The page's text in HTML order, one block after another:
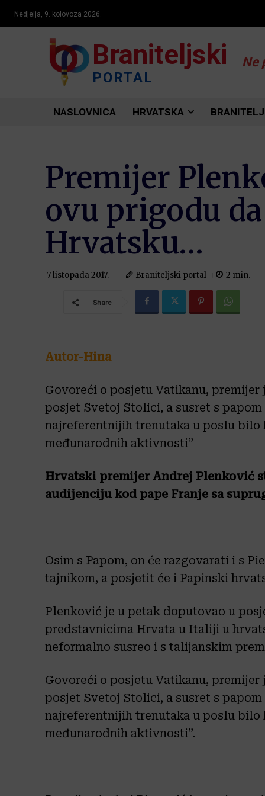
Nedjelja, 9. kolovoza 2026.
Braniteljski
PORTAL
Ne
NASLOVNICA HRVATSKA
Premijer
ovu prigodu
Hrvatsku…
7 listopada 2017. Braniteljski portal 2 min.
Share
Autor-Hina
Govoreći o posjetu Vatikanu,
posjet Svetoj Stolici, a susret s
najreferentnijih trenutaka u poslu
međunarodnih aktivnosti”
Hrvatski premijer Andrej Plenković
audijenciju kod pape Franje sa
Osim s Papom, on će razgovarati i s
tajnikom, a posjetit će i Papinski
Plenković je u petak doputovao u
predstavnicima Hrvata u Italiji u
neformalno susreo i s talijanskim
Govoreći o posjetu Vatikanu,
posjet Svetoj Stolici, a susret s
najreferentnijih trenutaka u poslu
međunarodnih aktivnosti”.